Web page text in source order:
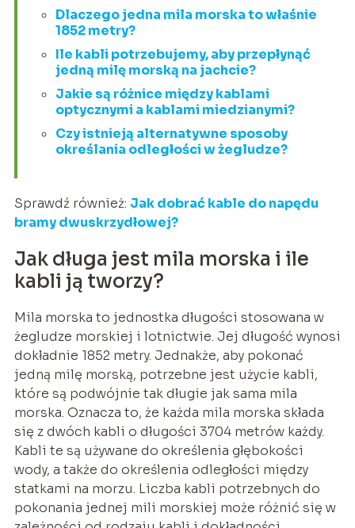
Dlaczego jedna mila morska to właśnie
1852 metry?
Ile kabli potrzebujemy, aby przepłynąć
jedną milę morską na jachcie?
Jakie są różnice między kablami
optycznymi a kablami miedzianymi?
Czy istnieją alternatywne sposoby
określania odległości w żegludze?
Sprawdź również: Jak dobrać kable do napędu
bramy dwuskrzydłowej?
Jak długa jest mila morska i ile
kabli ją tworzy?
Mila morska to jednostka długości stosowana w
żegludze morskiej i lotnictwie. Jej długość wynosi
dokładnie 1852 metry. Jednakże, aby pokonać
jedną milę morską, potrzebne jest użycie kabli,
które są podwójnie tak długie jak sama mila
morska. Oznacza to, że każda mila morska składa
się z dwóch kabli o długości 3704 metrów każdy.
Kabli te są używane do określenia głębokości
wody, a także do określenia odległości między
statkami na morzu. Liczba kabli potrzebnych do
pokonania jednej mili morskiej może różnić się w